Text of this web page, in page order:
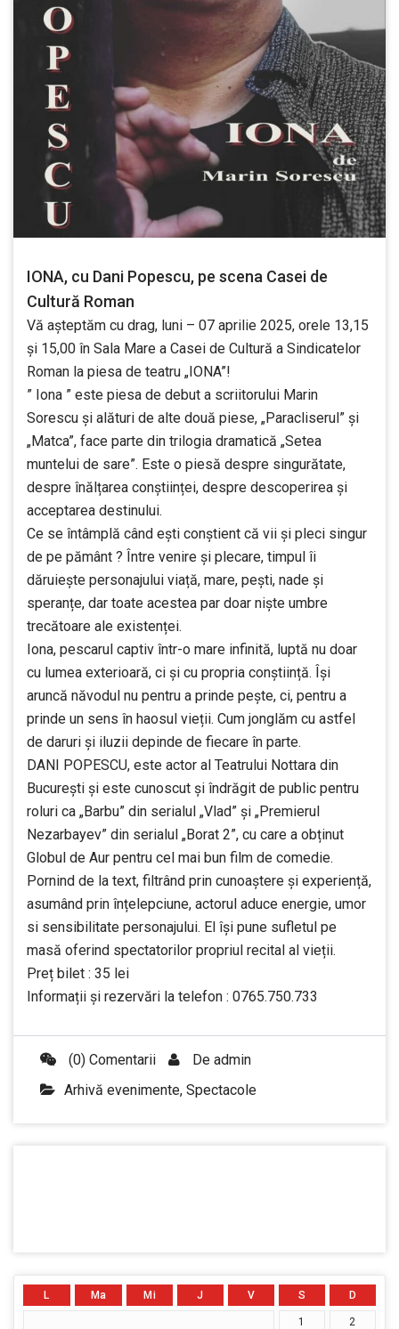
IONA, cu Dani Popescu, pe scena Casei de
Cultură Roman
Vă așteptăm cu drag, luni – 07 aprilie 2025, orele 13,15
și 15,00 în Sala Mare a Casei de Cultură a Sindicatelor
Roman la piesa de teatru „IONA”!
” Iona ” este piesa de debut a scriitorului Marin
Sorescu și alături de alte două piese, „Paracliserul” și
„Matca”, face parte din trilogia dramatică „Setea
muntelui de sare”. Este o piesă despre singurătate,
despre înălțarea conștiinței, despre descoperirea și
acceptarea destinului.
Ce se întâmplă când ești conștient că vii și pleci singur
de pe pământ ? Între venire și plecare, timpul îi
dăruiește personajului viață, mare, pești, nade și
speranțe, dar toate acestea par doar niște umbre
trecătoare ale existenței.
Iona, pescarul captiv într-o mare infinită, luptă nu doar
cu lumea exterioară, ci și cu propria conștiință. Își
aruncă năvodul nu pentru a prinde pește, ci, pentru a
prinde un sens în haosul vieții. Cum jonglăm cu astfel
de daruri și iluzii depinde de fiecare în parte.
DANI POPESCU, este actor al Teatrului Nottara din
București și este cunoscut și îndrăgit de public pentru
roluri ca „Barbu” din serialul „Vlad” și „Premierul
Nezarbayev” din serialul „Borat 2”, cu care a obținut
Globul de Aur pentru cel mai bun film de comedie.
Pornind de la text, filtrând prin cunoaștere și experiență,
asumând prin înțelepciune, actorul aduce energie, umor
si sensibilitate personajului. El își pune sufletul pe
masă oferind spectatorilor propriul recital al vieții.
Preț bilet : 35 lei
Informații și rezervări la telefon : 0765.750.733
(0) Comentarii De admin
Arhivă evenimente, Spectacole
L Ma Mi J V S D
1 2